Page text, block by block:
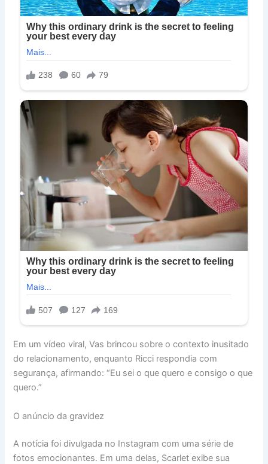
Em um vídeo viral, Vas brincou sobre o contexto inusitado
do relacionamento, enquanto Ricci respondia com
segurança, afirmando: “Eu sei o que quero e consigo o que
quero.”
O anúncio da gravidez
A notícia foi divulgada no Instagram com uma série de
fotos emocionantes. Em uma delas, Scarlet exibe sua